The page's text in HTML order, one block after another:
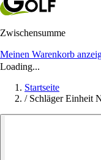
Zwischensumme
Meinen Warenkorb
Loading...
Startseite
/ Schläger Einheit